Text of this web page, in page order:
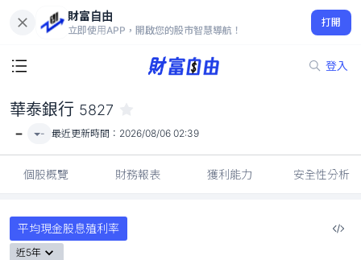
財富自由
立即使用APP，開啟您的股市智慧導航！
打開
登入
-
華泰銀行 5827
- - 最近更新時間： 2026/08/06 02:39
個股概覽 財務報表 獲利能力 安全性分析
平均現金股息殖利率
近5年